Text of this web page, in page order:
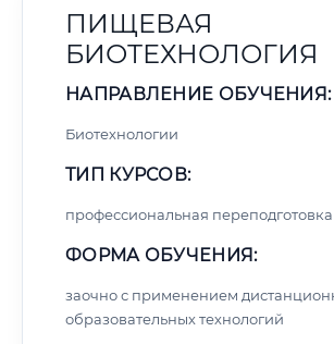
ПИЩЕВАЯ
БИОТЕХНОЛОГИЯ
НАПРАВЛЕНИЕ ОБУЧЕНИЯ:
Биотехнологии
ТИП КУРСОВ:
профессиональная переподготовка
ФОРМА ОБУЧЕНИЯ:
заочно с применением
образовательных технологий